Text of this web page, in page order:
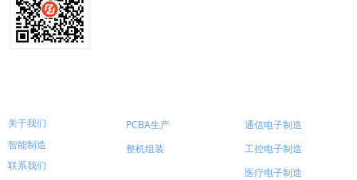
通信电子制造
工控电子制造
医疗电子制造
关于我们
智能制造
联系我们
PCBA生产
整机组装